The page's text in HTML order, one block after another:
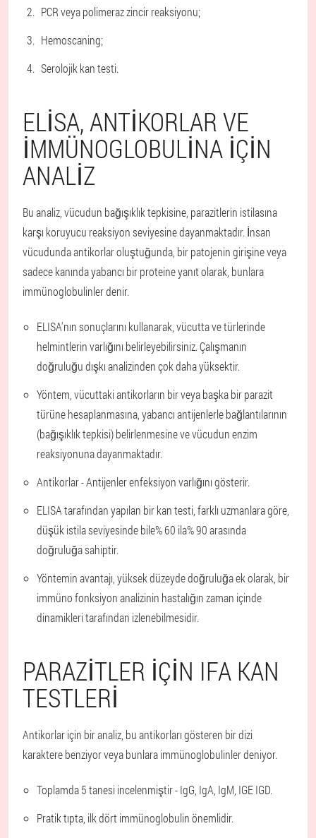
PCR veya polimeraz zincir reaksiyonu;
Hemoscaning;
Serolojik kan testi.
ELISA, ANTIKORLAR VE
IMMÜNOGLOBULINA IÇIN
ANALIZ
Bu analiz, vücudun bağışıklık tepkisine, parazitlerin istilasına
karşı koruyucu reaksiyon seviyesine dayanmaktadır. İnsan
vücudunda antikorlar oluştuğunda, bir patojenin girişine veya
sadece kanında yabancı bir proteine yanıt olarak, bunlara
immünoglobulinler denir.
ELISA'nın sonuçlarını kullanarak, vücutta ve türlerinde
helmintlerin varlığını belirleyebilirsiniz. Çalışmanın
doğruluğu dışkı analizinden çok daha yüksektir.
Yöntem, vücuttaki antikorların bir veya başka bir parazit
türüne hesaplanmasına, yabancı antijenlerle bağlantılarının
(bağışıklık tepkisi) belirlenmesine ve vücudun enzim
reaksiyonuna dayanmaktadır.
Antikorlar - Antijenler enfeksiyon varlığını gösterir.
ELISA tarafından yapılan bir kan testi, farklı uzmanlara göre,
düşük istila seviyesinde bile% 60 ila% 90 arasında
doğruluğa sahiptir.
Yöntemin avantajı, yüksek düzeyde doğruluğa ek olarak, bir
immüno fonksiyon analizinin hastalığın zaman içinde
dinamikleri tarafından izlenebilmesidir.
PARAZITLER IÇIN IFA KAN
TESTLERI
Antikorlar için bir analiz, bu antikorları gösteren bir dizi
karaktere benziyor veya bunlara immünoglobulinler deniyor.
Toplamda 5 tanesi incelenmiştir - IgG, IgA, IgM, IGE IGD.
Pratik tıpta, ilk dört immünoglobulin önemlidir.